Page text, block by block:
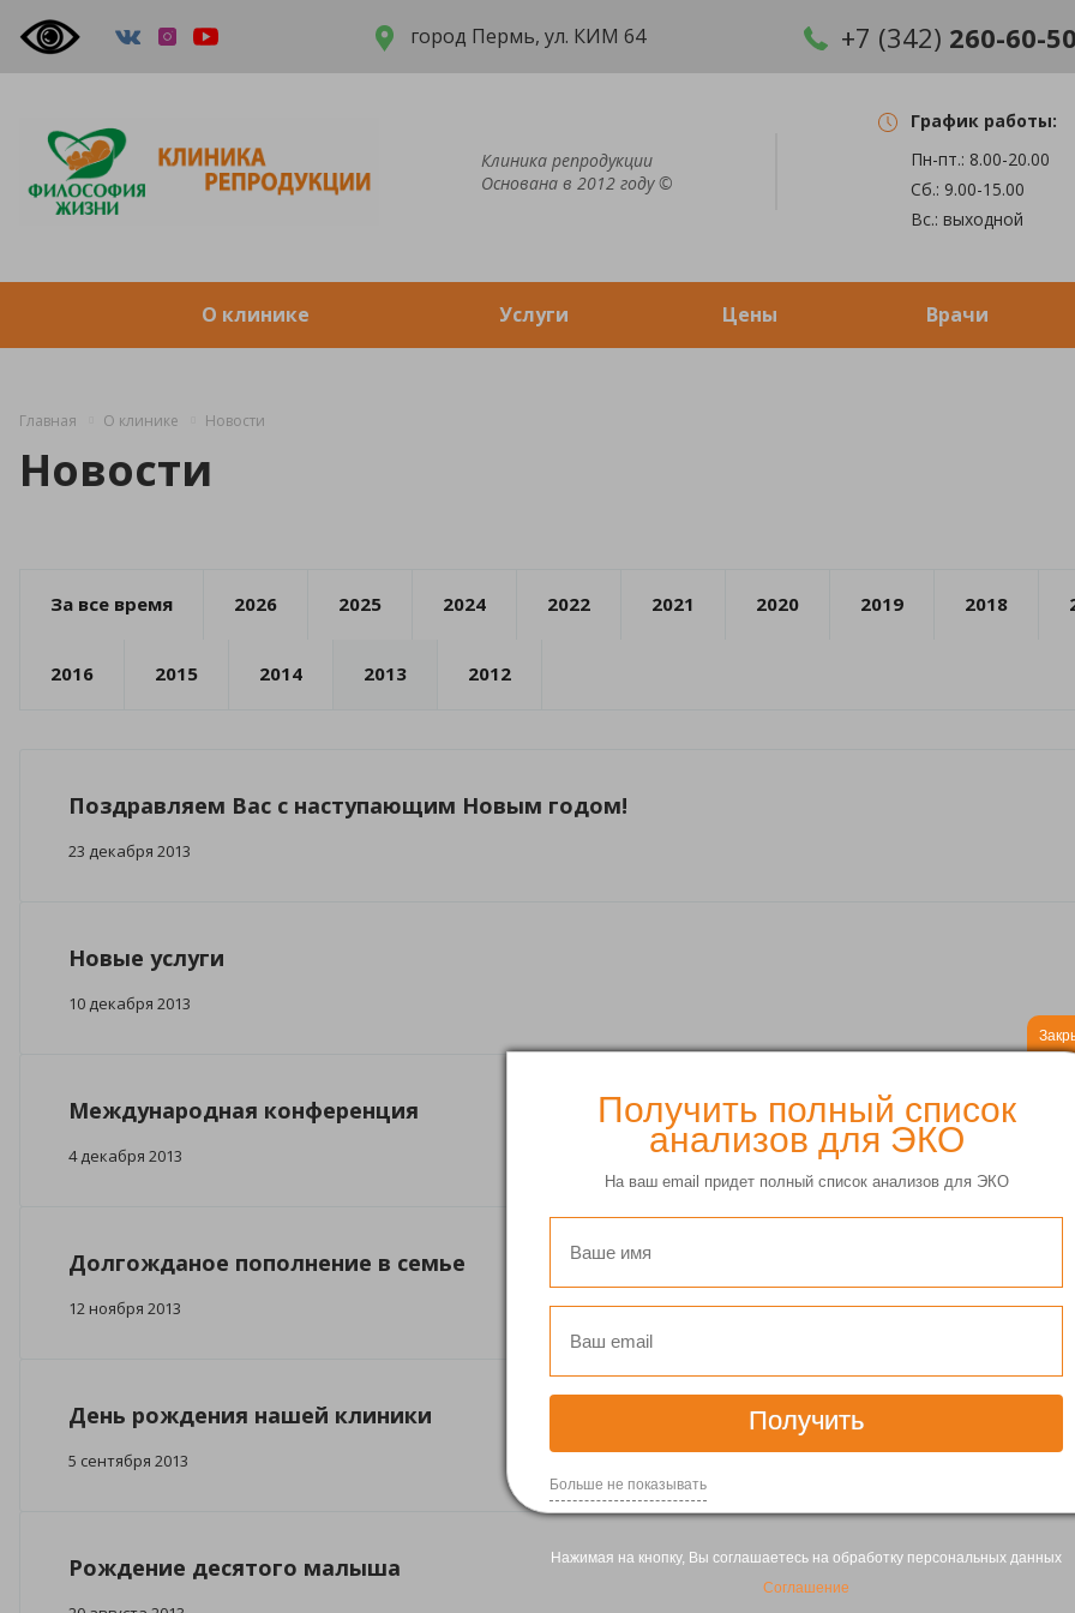
Получить полный список
анализов для ЭКО
На ваш email придет полный список анализов для ЭКО
Получить
Больше не показывать
Нажимая на кнопку, Вы соглашаетесь на обработку персональных данных
Соглашение
город Пермь, ул. КИМ 64 +7 (342) 260-60-50
Клиника репродукции
Основана в 2012 году ©
График работы:
Пн-пт.: 8.00-20.00
Сб.: 9.00-15.00
Вс.: выходной
О клинике Услуги Цены Врачи
Главная О клинике Новости
Новости
За все время 2026 2025 2024 2022 2021 2020 2019 2018
2016 2015 2014 2013 2012
Поздравляем Вас с наступающим Новым годом!
23 декабря 2013
Новые услуги
10 декабря 2013
Международная конференция
4 декабря 2013
Долгожданое пополнение в семье
12 ноября 2013
День рождения нашей клиники
5 сентября 2013
Рождение десятого малыша